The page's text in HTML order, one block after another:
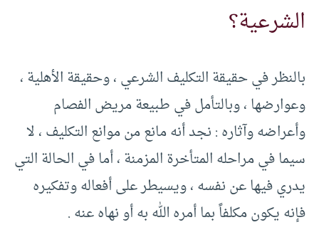
الشرعية؟
بالنظر في حقيقة التكليف الشرعي ، وحقيقة الأهلية ،
وعوارضها ، وبالتأمل في طبيعة مريض الفصام
وأعراضه وآثاره : نجد أنه مانع من موانع التكليف ، لا
سيما في مراحله المتأخرة المزمنة ، أما في الحالة التي
يدري فيها عن نفسه ، ويسيطر على أفعاله وتفكيره
فإنه يكون مكلفاً بما أمره الله به أو نهاه عنه .